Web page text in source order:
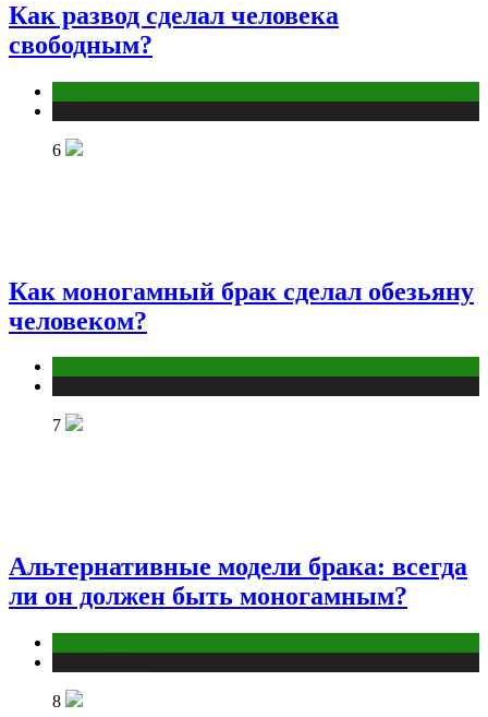
Как развод сделал человека
свободным?
6
Как моногамный брак сделал обезьяну
человеком?
7
Альтернативные модели брака: всегда
ли он должен быть моногамным?
8